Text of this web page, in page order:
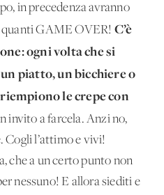
in precedenza avranno
GAME OVER! C’è
ogni volta che si
piatto, un bicchiere o
le crepe con
invito a farcela. Anzi no,
Cogli l’attimo e vivi!
che a un certo punto non
nessuno! E allora siediti e